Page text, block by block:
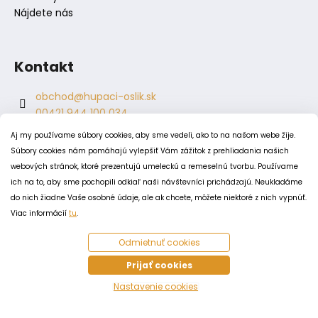
Aj my používame súbory cookies, aby sme vedeli, ako to na našom webe žije.
Súbory cookies nám pomáhajú vylepšiť Vám zážitok z prehliadania našich
webových stránok, ktoré prezentujú umeleckú a remeselnú tvorbu. Používame
ich na to, aby sme pochopili odkiaľ naši návštevníci prichádzajú. Neukladáme
do nich žiadne Vaše osobné údaje, ale ak chcete, môžete niektoré z nich vypnúť.
Viac informácií tu.
Odmietnuť cookies
Prijať cookies
Nastavenie cookies
Nájdete nás
Kontakt
obchod@hupaci-oslik.sk
00421 944 100 034
00421 944 904 704
hupaci.oslik
dagmar.juricova
PODMIENKY
Odstúpenie od zmluvy
Zásady spracovania a ochrany osobných údajov
Zásady používania súborov cookie